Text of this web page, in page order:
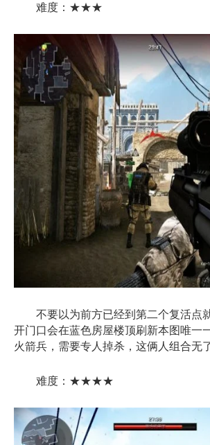
难度：★★★
不要以为前方已经到第二个复活点
开门口会在蓝色房屋楼顶刷新本图唯一
火箭兵，需要专人掉杀，这俩人组合无
难度：★★★★